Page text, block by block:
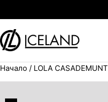
Начало / LOLA CASADEMUNT